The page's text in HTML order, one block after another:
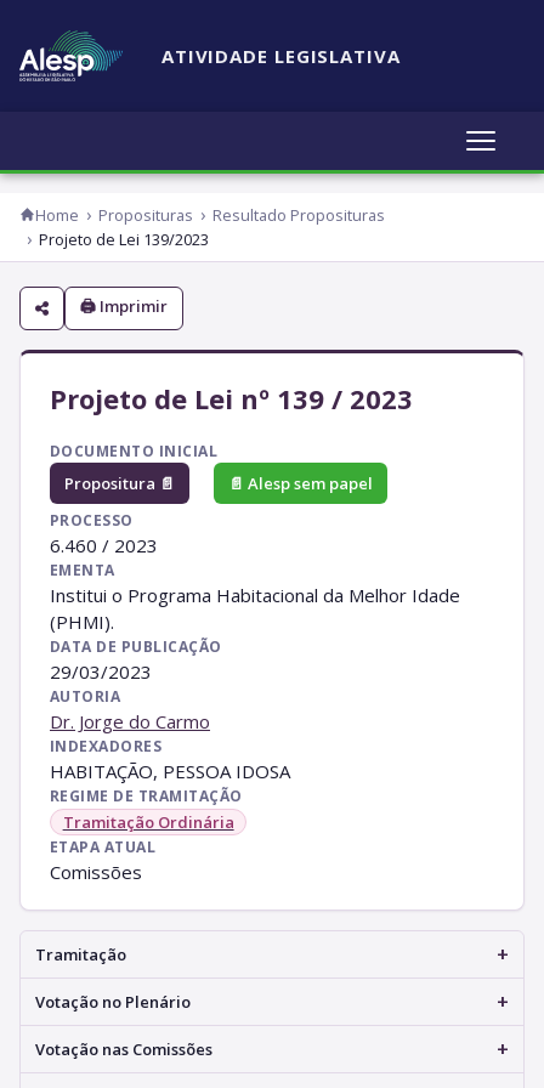
ATIVIDADE LEGISLATIVA
Home Proposituras
Resultado Proposituras
Projeto de Lei 139/2023
🖨 Imprimir
Projeto de Lei nº 139 / 2023
DOCUMENTO INICIAL
Propositura 📄 📄 Alesp sem papel
PROCESSO
6.460 / 2023
EMENTA
Institui o Programa Habitacional da Melhor Idade
(PHMI).
DATA DE PUBLICAÇÃO
29/03/2023
AUTORIA
Dr. Jorge do Carmo
INDEXADORES
HABITAÇÃO, PESSOA IDOSA
REGIME DE TRAMITAÇÃO
Tramitação Ordinária
ETAPA ATUAL
Comissões
Tramitação +
Votação no Plenário +
Votação nas Comissões +